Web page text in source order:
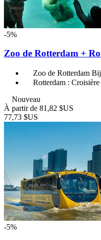
-5%
Zoo de Rotterdam +
Zoo de Rotterdam
Rotterdam : Croisière
Nouveau
À partir de 81,82 $US
77,73 $US
-5%